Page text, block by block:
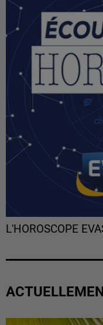
L'HOROSCOPE